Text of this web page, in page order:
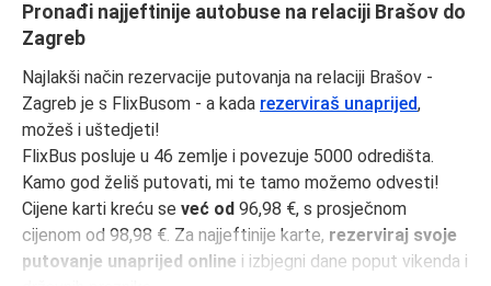
Pronađi najjeftinije autobuse na relaciji Brašov do
Zagreb
Najlakši način rezervacije putovanja na relaciji Brašov -
Zagreb je s FlixBusom - a kada rezerviraš unaprijed,
možeš i uštedjeti!
FlixBus posluje u 46 zemlje i povezuje 5000 odredišta.
Kamo god želiš putovati, mi te tamo možemo odvesti!
Cijene karti kreću se već od 96,98 €, s prosječnom
cijenom od 98,98 €. Za najjeftinije karte, rezerviraj svoje
putovanje unaprijed online i izbjegni dane poput vikenda i